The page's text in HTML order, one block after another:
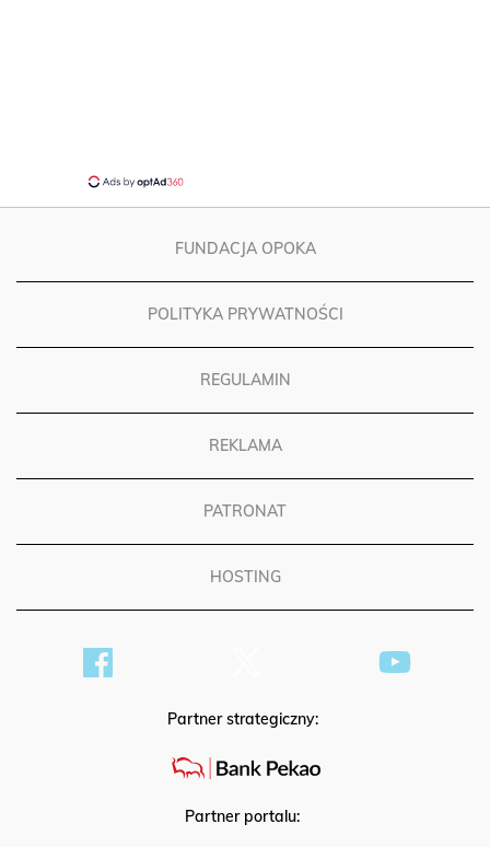
FUNDACJA OPOKA
POLITYKA PRYWATNOŚCI
REGULAMIN
REKLAMA
PATRONAT
HOSTING
Partner strategiczny:
Partner portalu: